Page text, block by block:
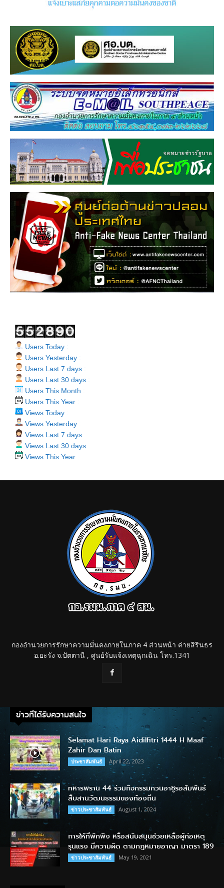
Users Today :
Users Yesterday :
Users Last 7 days :
Users Last 30 days :
Users This Month :
Users This Year :
Views Today :
Views Yesterday :
Views Last 7 days :
Views Last 30 days :
Views This Year :
กองอำนวยการรักษาความมั่นคงภายในภาค 4 ส่วนหน้า ค่ายสิรินธร
อ.ยะรัง จ.ปัตตานี , ศูนย์รับแจ้งเหตุฉุกเฉิน โทร.1341
ข่าวที่ได้รับความสนใจ
Selamat Hari Raya Aidilfitri 1444 H Maaf
Zahir Dan Batin
ประชาสัมพันธ์ April 22, 2023
ทหารพราน 44 ร่วมกิจกรรมกวนอาซูรอสัมพันธ์
สืบสานวัฒนธรรมของท้องถิ่น
ข่าวประชาสัมพันธ์ August 1, 2024
การให้ที่พักพิง หรือสนับสนุนช่วยเหลือผู้ก่อเหตุ
รุนแรง มีความผิด ตามกฎหมายอาญา มาตรา 189
ข่าวประชาสัมพันธ์ May 19, 2021